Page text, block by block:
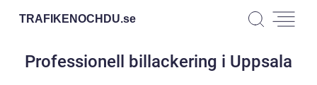
TRAFIKENOCHDU.se
Professionell billackering i Uppsala